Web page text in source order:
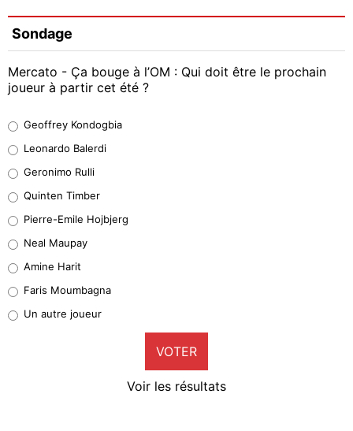
Sondage
Mercato - Ça bouge à l’OM : Qui doit être le prochain
joueur à partir cet été ?
38%
32%
5%
1%
9%
Geoffrey Kondogbia
Leonardo Balerdi
Geronimo Rulli
Quinten Timber
Pierre-Emile Hojbjerg
Neal Maupay
Amine Harit
Faris Moumbagna
Un autre joueur
VOTER
Voir les résultats